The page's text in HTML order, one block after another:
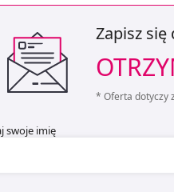
Zapisz
* Oferta dotyczy
swoje imię